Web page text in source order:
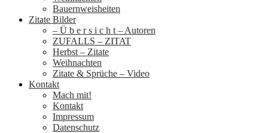
Bauernweisheiten
Zitate Bilder
– Ü b e r s i c h t – Autoren
ZUFALLS – ZITAT
Herbst – Zitate
Weihnachten
Zitate & Sprüche – Video
Kontakt
Mach mit!
Kontakt
Impressum
Datenschutz